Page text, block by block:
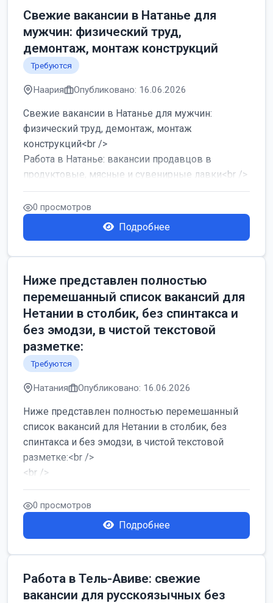
Свежие вакансии в Натанье для
мужчин: физический труд,
демонтаж, монтаж конструкций
Требуются
Наария Опубликовано: 16.06.2026
Свежие вакансии в Натанье для мужчин:
физический труд, демонтаж, монтаж
конструкций<br />
Работа в Натанье: вакансии продавцов в
продуктовые, мясные и сувенирные лавки<br />
Разнорабочий на сборку м...
0 просмотров
Подробнее
Ниже представлен полностью
перемешанный список вакансий для
Нетании в столбик, без спинтакса и
без эмодзи, в чистой текстовой
разметке:
Требуются
Натания Опубликовано: 16.06.2026
Ниже представлен полностью перемешанный
список вакансий для Нетании в столбик, без
спинтакса и без эмодзи, в чистой текстовой
разметке:<br />
<br />
Работа в Нетании на мебельном производстве:
требу...
0 просмотров
Подробнее
Работа в Тель-Авиве: свежие
вакансии для русскоязычных без